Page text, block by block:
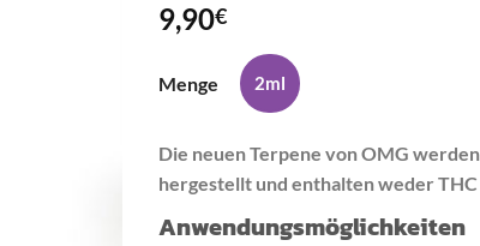
9,90€
Menge 2ml
Die neuen Terpene von OMG
hergestellt und enthalten weder THC
Anwendungsmöglichkeiten